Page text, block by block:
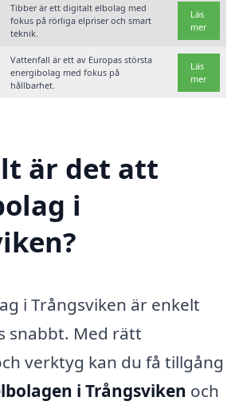
Tibber är ett digitalt elbolag med
fokus på rörliga elpriser och smart
teknik.
Läs
mer
Vattenfall är ett av Europas största
energibolag med fokus på
hållbarhet.
Läs
mer
är det att
i
i Trångsviken är enkelt
snabbt. Med rätt
verktyg kan du få tillgång
i Trångsviken och